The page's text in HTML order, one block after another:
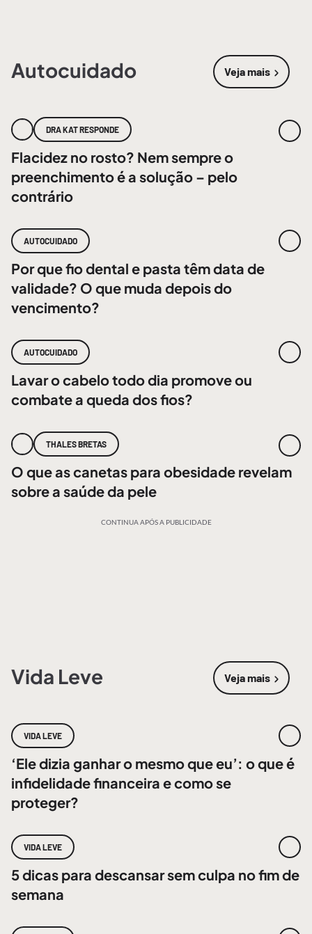
Autocuidado Veja mais
sobre
DRA KAT RESPONDE
Flacidez no rosto? Nem sempre o
preenchimento é a solução – pelo
contrário
AUTOCUIDADO
Por que fio dental e pasta têm data de
validade? O que muda depois do
vencimento?
AUTOCUIDADO
Lavar o cabelo todo dia promove ou
combate a queda dos fios?
THALES BRETAS
O que as canetas para obesidade revelam
sobre a saúde da pele
CONTINUA APÓS A PUBLICIDADE
Vida Leve Veja mais
sobre Vida
VIDA LEVE
‘Ele dizia ganhar o mesmo que eu’: o que é
infidelidade financeira e como se
proteger?
VIDA LEVE
5 dicas para descansar sem culpa no fim de
semana